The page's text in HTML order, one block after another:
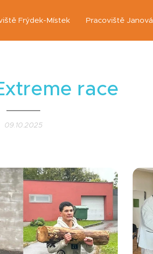
Frýdek-Místek Pracoviště Janová
race
09.10.2025